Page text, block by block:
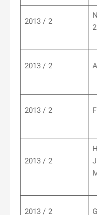
2013 / 2
2013 / 2
2013 / 2
2013 / 2
2013 / 2